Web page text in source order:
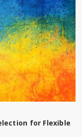
for Flexible